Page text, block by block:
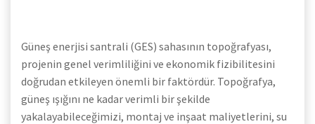
Güneş enerjisi santrali (GES) sahasının topoğrafyası,
projenin genel verimliliğini ve ekonomik fizibilitesini
doğrudan etkileyen önemli bir faktördür. Topoğrafya,
güneş ışığını ne kadar verimli bir şekilde
yakalayabileceğimizi, montaj ve inşaat maliyetlerini, su